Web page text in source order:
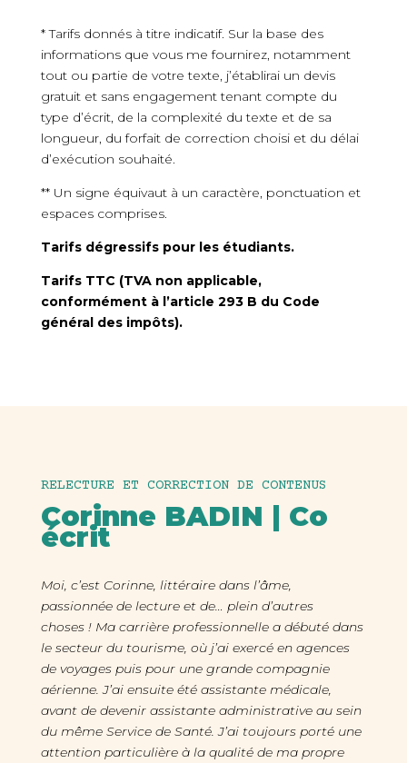
* Tarifs donnés à titre indicatif. Sur la base des
informations que vous me fournirez, notamment
tout ou partie de votre texte, j’établirai un devis
gratuit et sans engagement tenant compte du
type d’écrit, de la complexité du texte et de sa
longueur, du forfait de correction choisi et du délai
d’exécution souhaité.
** Un signe équivaut à un caractère, ponctuation et
espaces comprises.
Tarifs dégressifs pour les étudiants.
Tarifs TTC (TVA non applicable,
conformément à l’article 293 B du Code
général des impôts).
RELECTURE ET CORRECTION DE CONTENUS
Corinne BADIN | Co
écrit
Moi, c’est Corinne, littéraire dans l’âme,
passionnée de lecture et de… plein d’autres
choses ! Ma carrière professionnelle a débuté dans
le secteur du tourisme, où j’ai exercé en agences
de voyages puis pour une grande compagnie
aérienne. J’ai ensuite été assistante médicale,
avant de devenir assistante administrative au sein
du même Service de Santé. J’ai toujours porté une
attention particulière à la qualité de ma propre